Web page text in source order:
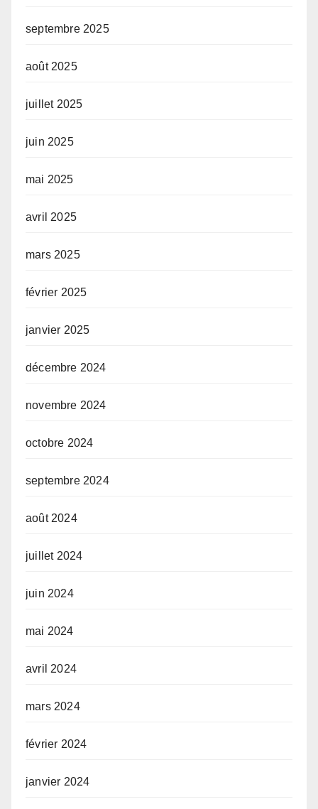
septembre 2025
août 2025
juillet 2025
juin 2025
mai 2025
avril 2025
mars 2025
février 2025
janvier 2025
décembre 2024
novembre 2024
octobre 2024
septembre 2024
août 2024
juillet 2024
juin 2024
mai 2024
avril 2024
mars 2024
février 2024
janvier 2024